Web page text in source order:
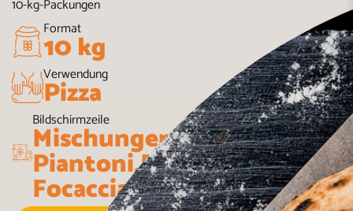
10-kg-Packungen
Format
10 kg
Verwendung
Pizza
Bildschirmzeile
Mischungen
Piantoni,Pizza und
Focaccia